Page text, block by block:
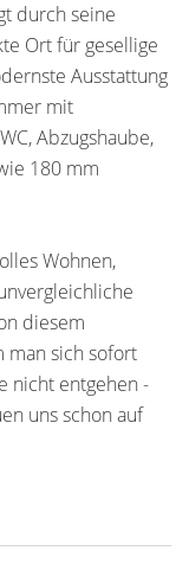
durch seine
Ort für gesellige
Ausstattung
mit
Abzugshaube,
180 mm
Wohnen,
diesem
man sich sofort
nicht entgehen -
uns schon auf